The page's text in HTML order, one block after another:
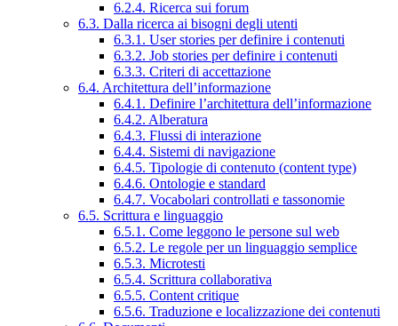
6.2.4. Ricerca sui forum
6.3. Dalla ricerca ai bisogni degli utenti
6.3.1. User stories per definire i contenuti
6.3.2. Job stories per definire i contenuti
6.3.3. Criteri di accettazione
6.4. Architettura dell’informazione
6.4.1. Definire l’architettura dell’informazione
6.4.2. Alberatura
6.4.3. Flussi di interazione
6.4.4. Sistemi di navigazione
6.4.5. Tipologie di contenuto (content type)
6.4.6. Ontologie e standard
6.4.7. Vocabolari controllati e tassonomie
6.5. Scrittura e linguaggio
6.5.1. Come leggono le persone sul web
6.5.2. Le regole per un linguaggio semplice
6.5.3. Microtesti
6.5.4. Scrittura collaborativa
6.5.5. Content critique
6.5.6. Traduzione e localizzazione dei contenuti